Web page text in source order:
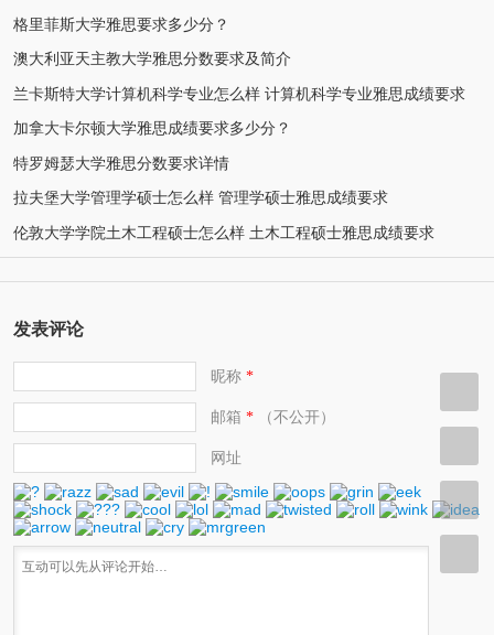
格里菲斯大学雅思要求多少分？
澳大利亚天主教大学雅思分数要求及简介
兰卡斯特大学计算机科学专业怎么样 计算机科学专业雅思成绩要求
加拿大卡尔顿大学雅思成绩要求多少分？
特罗姆瑟大学雅思分数要求详情
拉夫堡大学管理学硕士怎么样 管理学硕士雅思成绩要求
伦敦大学学院土木工程硕士怎么样 土木工程硕士雅思成绩要求
发表评论
昵称*
邮箱 *（不公开）
网址